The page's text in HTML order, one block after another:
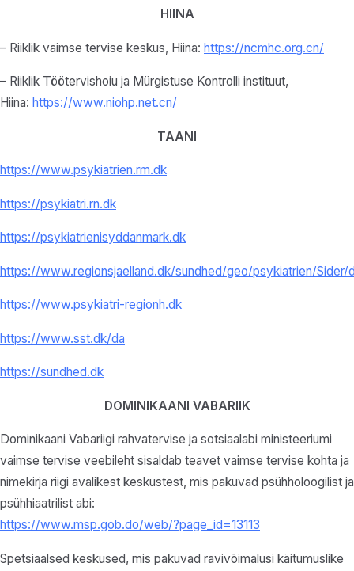
HIINA
– Riiklik vaimse tervise keskus, Hiina: https://ncmhc.org.cn/
– Riiklik Töötervishoiu ja Mürgistuse Kontrolli instituut,
Hiina: https://www.niohp.net.cn/
TAANI
https://www.psykiatrien.rm.dk
https://psykiatri.rn.dk
https://psykiatrienisyddanmark.dk
https://www.regionsjaelland.dk/sundhed/geo/psykiatrien/Sider/
https://www.psykiatri-regionh.dk
https://www.sst.dk/da
https://sundhed.dk
DOMINIKAANI VABARIIK
Dominikaani Vabariigi rahvatervise ja sotsiaalabi ministeeriumi
vaimse tervise veebileht sisaldab teavet vaimse tervise kohta ja
nimekirja riigi avalikest keskustest, mis pakuvad psühholoogilist ja
psühhiaatrilist abi:
https://www.msp.gob.do/web/?page_id=13113
Spetsiaalsed keskused, mis pakuvad ravivõimalusi käitumuslike